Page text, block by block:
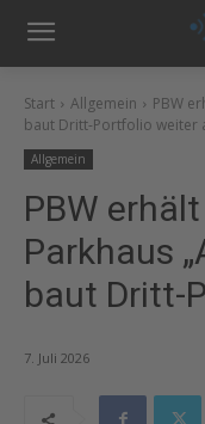
Start Allgemein
PBW
baut Dritt-Portfolio weiter
Allgemein
PBW
Parkhaus
baut Dritt-
7. Juli 2026